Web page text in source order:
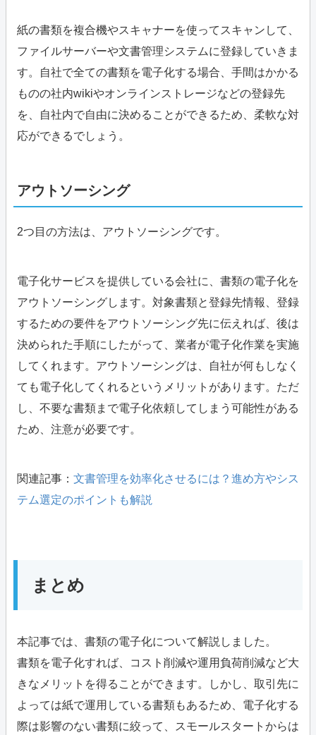
紙の書類を複合機やスキャナーを使ってスキャンして、
ファイルサーバーや文書管理システムに登録していきま
す。自社で全ての書類を電子化する場合、手間はかかる
ものの社内wikiやオンラインストレージなどの登録先
を、自社内で自由に決めることができるため、柔軟な対
応ができるでしょう。
アウトソーシング
2つ目の方法は、アウトソーシングです。
電子化サービスを提供している会社に、書類の電子化を
アウトソーシングします。対象書類と登録先情報、登録
するための要件をアウトソーシング先に伝えれば、後は
決められた手順にしたがって、業者が電子化作業を実施
してくれます。アウトソーシングは、自社が何もしなく
ても電子化してくれるというメリットがあります。ただ
し、不要な書類まで電子化依頼してしまう可能性がある
ため、注意が必要です。
関連記事： 文書管理を効率化させるには？進め方やシス
テム選定のポイントも解説
まとめ
本記事では、書類の電子化について解説しました。
書類を電子化すれば、コスト削減や運用負荷削減など大
きなメリットを得ることができます。しかし、取引先に
よっては紙で運用している書類もあるため、電子化する
際は影響のない書類に絞って、スモールスタートからは